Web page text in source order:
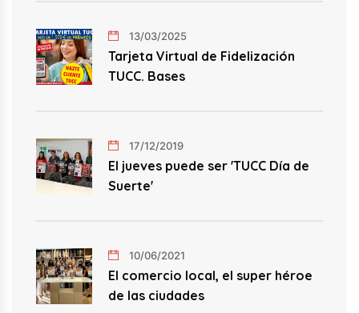
13/03/2025
Tarjeta Virtual de Fidelización
TUCC. Bases
17/12/2019
El jueves puede ser 'TUCC Día de
Suerte'
10/06/2021
El comercio local, el super héroe
de las ciudades